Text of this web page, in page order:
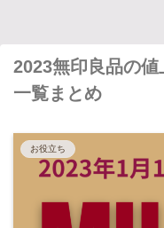
2023無印良品の
一覧まとめ
お役立ち